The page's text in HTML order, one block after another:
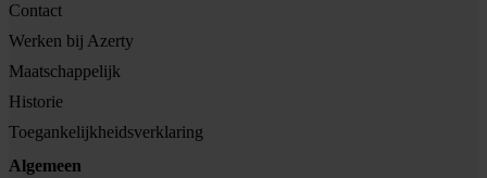
Contact
Werken bij Azerty
Maatschappelijk
Historie
Toegankelijkheidsverklaring
Algemeen